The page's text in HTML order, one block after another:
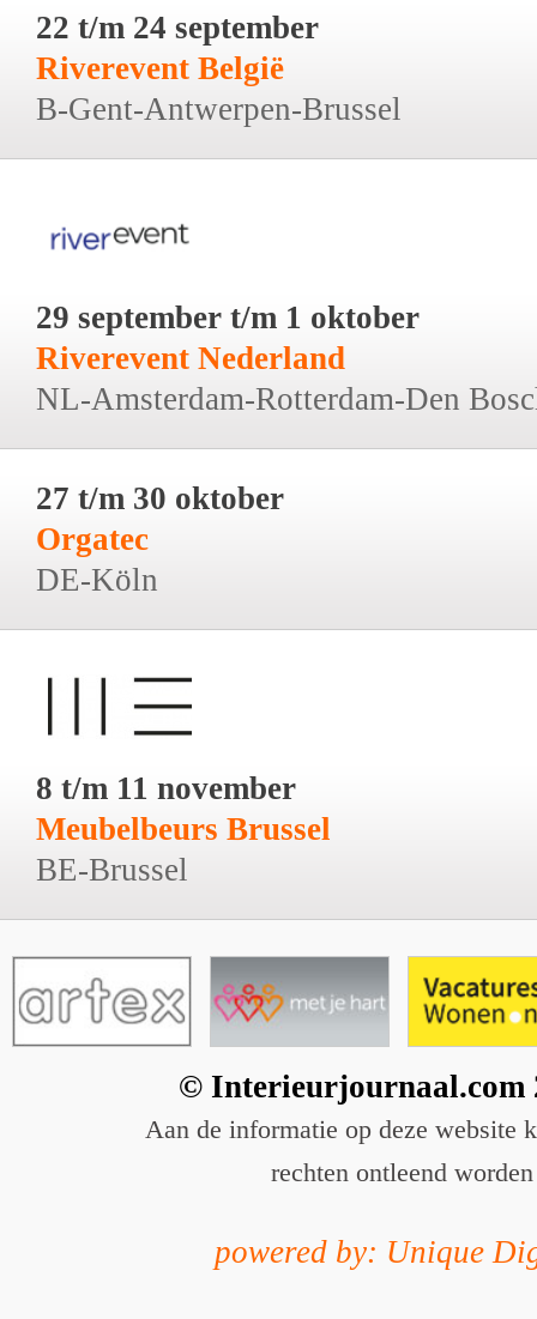
22 t/m 24 september
Riverevent België
B-Gent-Antwerpen-Brussel
29 september t/m 1 oktober
Riverevent Nederland
NL-Amsterdam-Rotterdam-Den
27 t/m 30 oktober
Orgatec
DE-Köln
8 t/m 11 november
Meubelbeurs Brussel
BE-Brussel
© Interieurjournaal.com
Aan de informatie op deze website
rechten ontleend worden
powered by: Unique